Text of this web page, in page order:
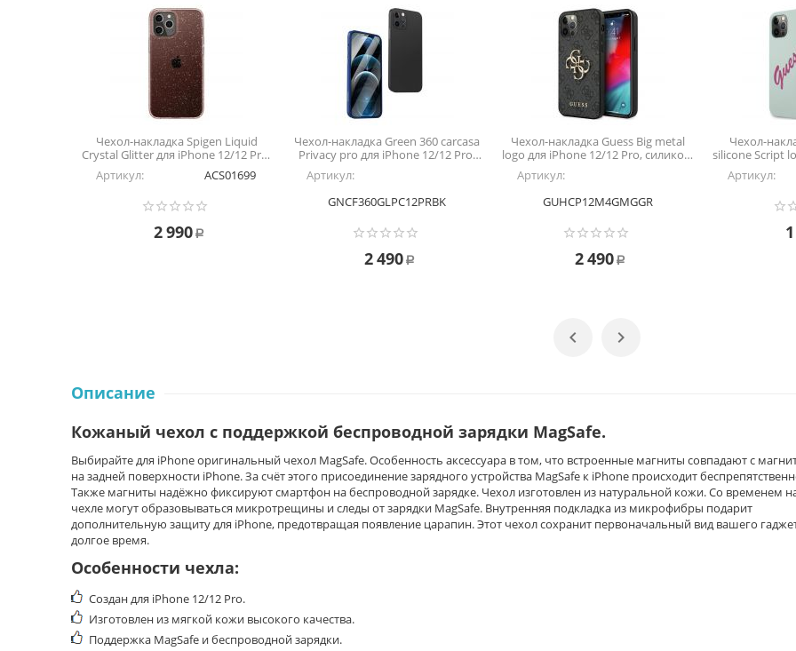
Чехол-накладка Spigen Liquid
Crystal Glitter для iPhone 12/12 Pro,
полиуретан, прозрачный /
Артикул: ACS01699
2 990 Р
Чехол-накладка Green 360 carcasa
Privacy pro для iPhone 12/12 Pro,
Артикул:
GNCF360GLPC12PRBK
2 490 Р
Чехол-накладка Guess Big metal
logo для iPhone 12/12 Pro, силикон,
Артикул:
GUHCP12M4GMGGR
2 490 Р
Чехол-
silicone Script
Pro,
Артикул:
 
Описание
Кожаный чехол с поддержкой беспроводной зарядки MagSafe.
Выбирайте для iPhone оригинальный чехол MagSafe. Особенность аксессуара в том, что встроенные магниты совпадают с
на задней поверхности iPhone. За счёт этого присоединение зарядного устройства MagSafe к iPhone происходит
Также магниты надёжно фиксируют смартфон на беспроводной зарядке. Чехол изготовлен из натуральной кожи. Со временем
чехле могут образовываться микротрещины и следы от зарядки MagSafe. Внутренняя подкладка из микрофибры подарит
дополнительную защиту для iPhone, предотвращая появление царапин. Этот чехол сохранит первоначальный вид вашего
долгое время.
Особенности чехла:
Создан для iPhone 12/12 Pro.
Изготовлен из мягкой кожи высокого качества.
Поддержка MagSafe и беспроводной зарядки.